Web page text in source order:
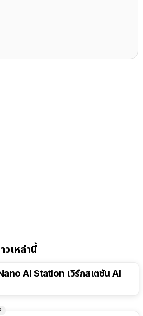
วเหล่านี้
AI Station เวิร์กสเตชัน AI